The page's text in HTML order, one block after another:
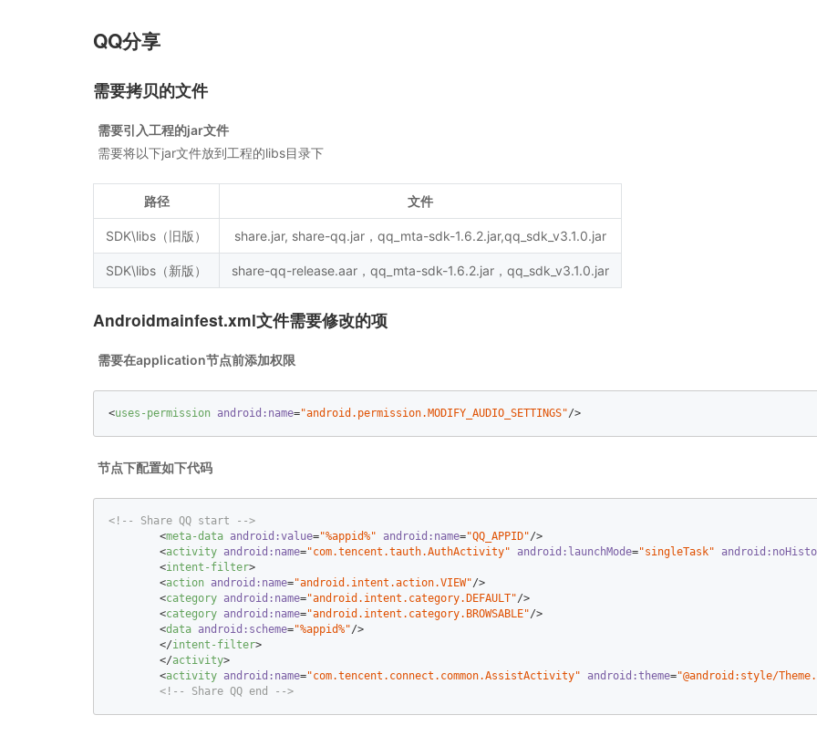
QQ分享
需要拷贝的文件
需要引入工程的jar文件
需要将以下jar文件放到工程的libs目录下
路径 文件
SDK\libs（旧版） share.jar, share-qq.jar，qq_mta-sdk-1.6.2.jar,qq_sdk_v3.1.0.jar
SDK\libs（新版） share-qq-release.aar，qq_mta-sdk-1.6.2.jar，qq_sdk_v3.1.0.jar
Androidmainfest.xml文件需要修改的项
需要在application节点前添加权限
<uses-permission android:name="android.permission.MODIFY_AUDIO_SETTINGS"/>
节点下配置如下代码
<!-- Share QQ start -->
<meta-data android:value="%appid%" android:name="QQ_APPID"/>
<activity android:name="com.tencent.tauth.AuthActivity" android:launchMode="singleTask"
<intent-filter>
<action android:name="android.intent.action.VIEW"/>
<category android:name="android.intent.category.DEFAULT"/>
<category android:name="android.intent.category.BROWSABLE"/>
<data android:scheme="%appid%"/>
</intent-filter>
</activity>
<activity android:name="com.tencent.connect.common.AssistActivity" android:theme="@android:style/
<!-- Share QQ end -->